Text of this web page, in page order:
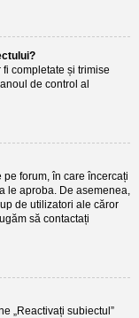
completate și trimise
de control al
forum, în care încercați
le aproba. De asemenea,
de utilizatori ale căror
să contactați
„Reactivați subiectul”